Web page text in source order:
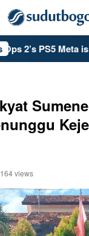
PS5 Meta is
164 views